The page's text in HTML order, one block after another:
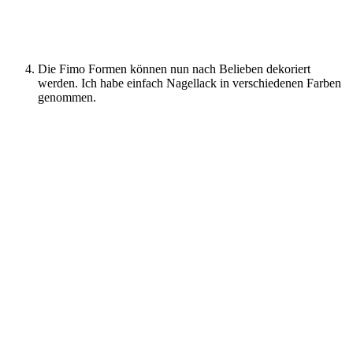
Die Fimo Formen können nun nach Belieben dekoriert
werden. Ich habe einfach Nagellack in verschiedenen Farben
genommen.